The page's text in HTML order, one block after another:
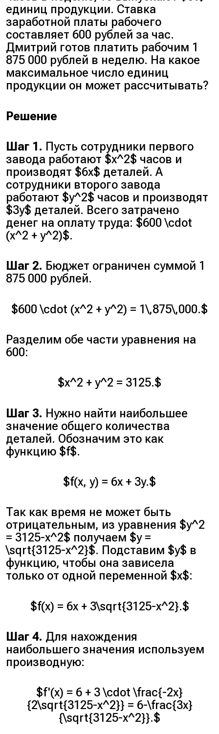
единиц продукции. Ставка
заработной платы рабочего
составляет 600 рублей за час.
Дмитрий готов платить рабочим 1
875 000 рублей в неделю. На какое
максимальное число единиц
продукции он может рассчитывать?
Решение
Шаг 1. Пусть сотрудники первого
завода работают $x^2$ часов и
производят $6x$ деталей. А
сотрудники второго завода
работают $y^2$ часов и производят
$3y$ деталей. Всего затрачено
денег на оплату труда: $600 \cdot
(x^2 + y^2)$.
Шаг 2. Бюджет ограничен суммой 1
875 000 рублей.
$600 \cdot (x^2 + y^2) = 1\,875\,000.$
Разделим обе части уравнения на
600:
$x^2 + y^2 = 3125.$
Шаг 3. Нужно найти наибольшее
значение общего количества
деталей. Обозначим это как
функцию $f$.
$f(x, y) = 6x + 3y.$
Так как время не может быть
отрицательным, из уравнения $y^2
= 3125-x^2$ получаем $y =
\sqrt{3125-x^2}$. Подставим $y$ в
функцию, чтобы она зависела
только от одной переменной $x$:
$f(x) = 6x + 3\sqrt{3125-x^2}.$
Шаг 4. Для нахождения
наибольшего значения используем
производную:
$f'(x) = 6 + 3 \cdot \frac{-2x}
{2\sqrt{3125-x^2}} = 6-\frac{3x}
{\sqrt{3125-x^2}}.$